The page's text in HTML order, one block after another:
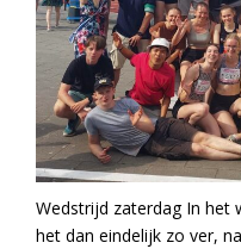
Wedstrijd zaterdag In het
het dan eindelijk zo ver,